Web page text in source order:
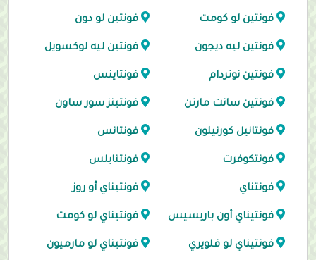
فونتين لو كومت فونتين لو دون
فونتين ليه ديجون فونتين ليه لوكسويل
فونتين نوتردام فونتاينس
فونتين سانت مارتن فونتينز سور ساون
فونتانيل كورنيلون فونتانس
فونتكوفرت فونتنايلس
فونتناي فونتيناي أو روز
فونتيناي أون باريسيس فونتيناي لو كومت
فونتيناي لو فلويري فونتيناي لو مارميون